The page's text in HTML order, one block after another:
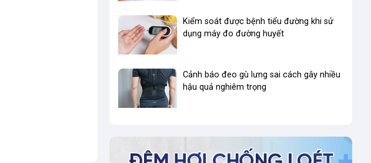
Kiểm soát được bệnh tiểu đường khi sử
dụng máy đo đường huyết
Cảnh báo đeo gù lưng sai cách gây nhiều
hậu quả nghiêm trọng